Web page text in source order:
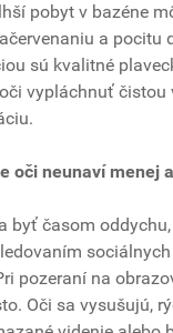
pobyt v bazéne
a pocitu
sú kvalitné
vypláchnuť
oči neunaví menej
byť časom
pozeraní na
Oči sa vysušujú,